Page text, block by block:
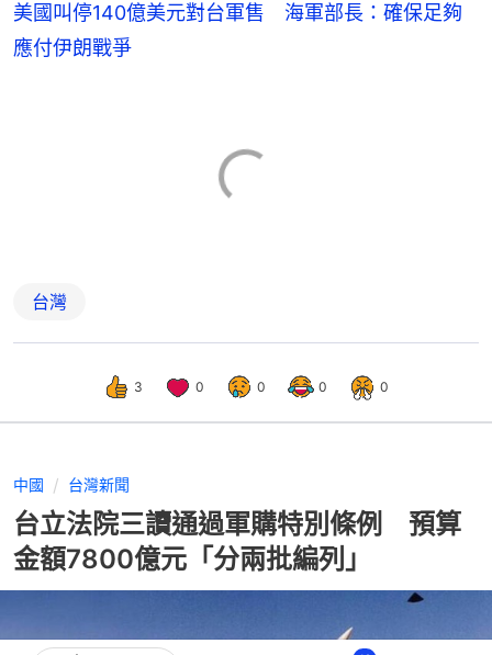
美國叫停140億美元對台軍售 海軍部長：確保足夠
應付伊朗戰爭
台灣
3 0 0 0 0
中國 台灣新聞
台立法院三讀通過軍購特別條例 預算
金額7800億元「分兩批編列」